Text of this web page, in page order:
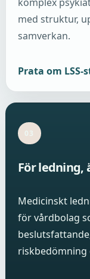
med struktur,
samverkan.
Prata om LSS-
03
För ledning,
Medicinskt
för vårdbolag
riskbedömning